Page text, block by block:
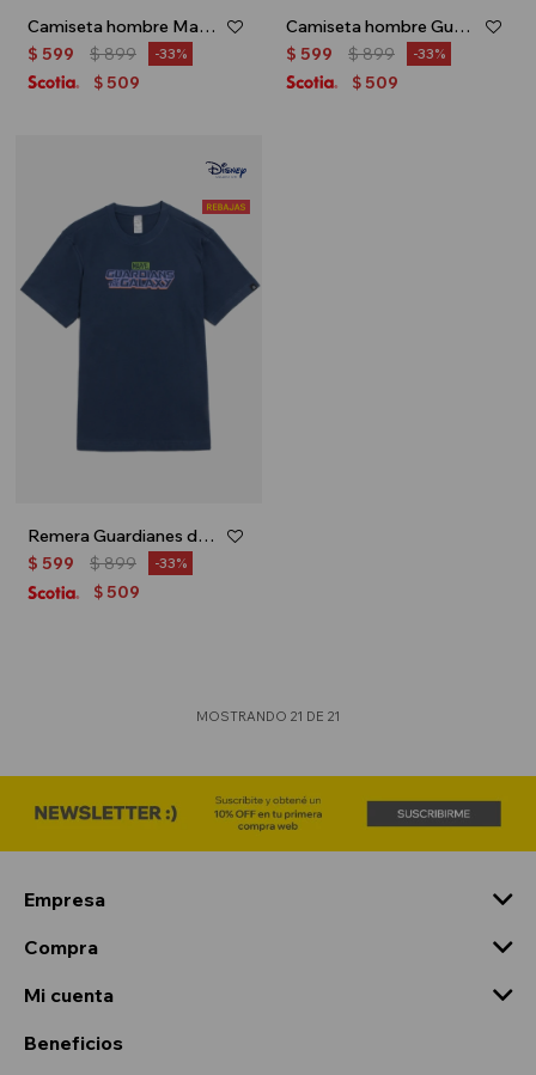
Camiseta hombre Mandalorian - Gris
$ 599 $899 33
$ 509
Camiseta hombre Guardians of the galaxy - Blanco
$ 599 $899 33
$ 509
Remera Guardianes de la Galaxia - Azul
$ 599 $899 33
$ 509
MOSTRANDO 21 DE 21
Empresa
Compra
Mi cuenta
Beneficios